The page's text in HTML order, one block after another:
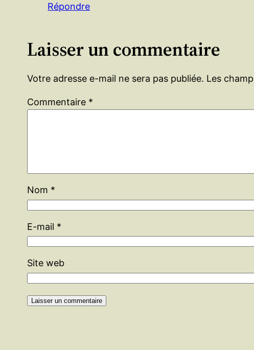
Répondre
Laisser un commentaire
Votre adresse e-mail ne sera pas publiée. Les
Commentaire *
Nom *
E-mail *
Site web